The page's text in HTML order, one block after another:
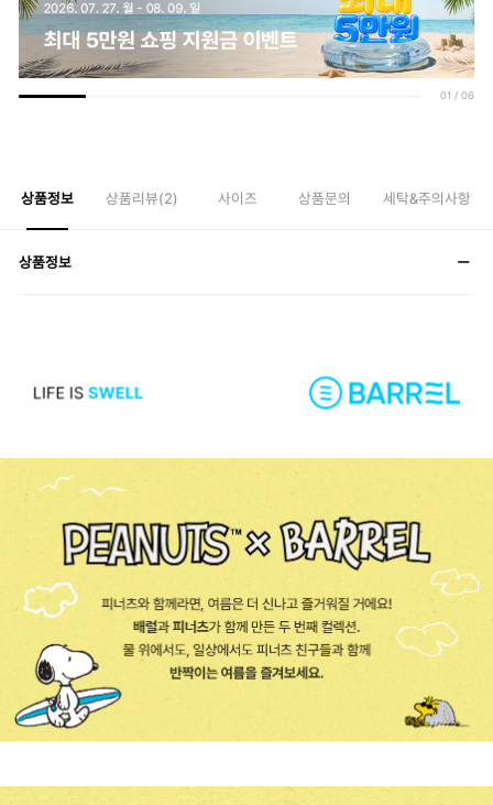
01 / 06
상품정보 상품리뷰(2) 사이즈 상품문의 세탁&주의사항
상품정보